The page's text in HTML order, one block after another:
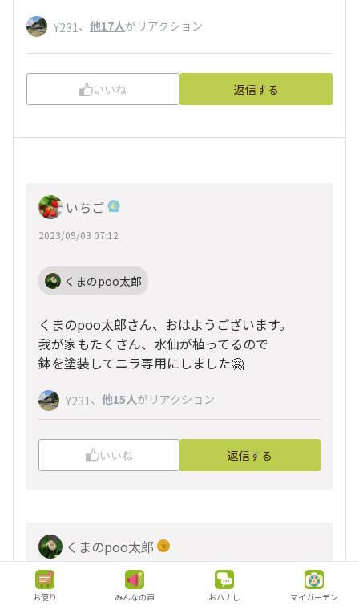
Y231 、 他17人がリアクション
いいね 返信する
いちご
2023/09/03 07:12
くまのpoo太郎
くまのpoo太郎さん、おはようございます。
我が家もたくさん、水仙が植ってるので
鉢を塗装してニラ専用にしました🤗
Y231、 他15人がリアクション
いいね 返信する
くまのpoo太郎
2023/09/03 08:52
お便り みんなの声 おハナし マイガーデン